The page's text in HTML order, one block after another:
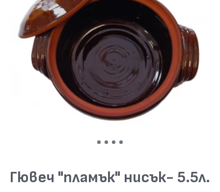
Гювеч "пламък" нисък- 5.5л.